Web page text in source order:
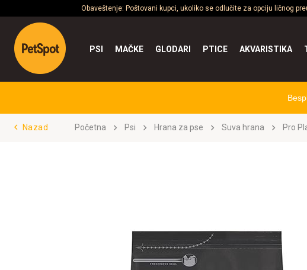
Obaveštenje: Poštovani kupci, ukoliko se odlučite za opciju ličnog
PSI MAČKE GLODARI PTICE AKVARISTIKA
Nazad Početna Psi Hrana za pse Suva hrana Pro